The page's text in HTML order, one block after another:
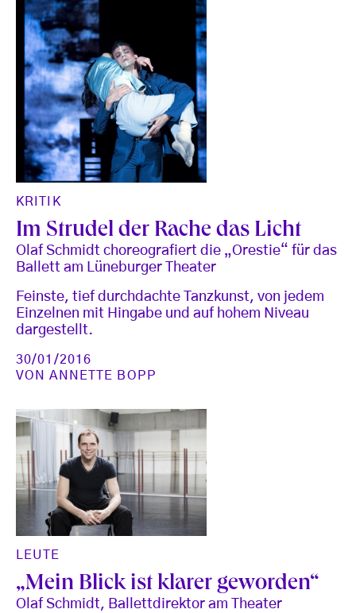
KRITIK
Im Strudel der Rache das Licht
Olaf Schmidt choreografiert die „Orestie“ für das
Ballett am Lüneburger Theater
Feinste, tief durchdachte Tanzkunst, von jedem
Einzelnen mit Hingabe und auf hohem Niveau
dargestellt.
30/01/2016
VONANNETTE BOPP
LEUTE
„Mein Blick ist klarer geworden“
Olaf Schmidt, Ballettdirektor am Theater